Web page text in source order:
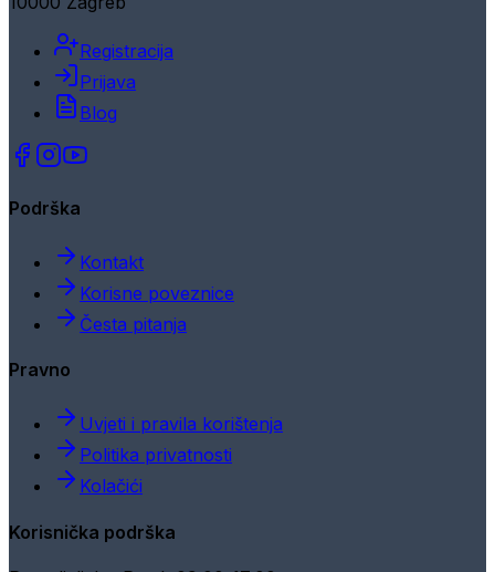
Registracija
Prijava
Blog
Podrška
Kontakt
Korisne poveznice
Česta pitanja
Pravno
Uvjeti i pravila korištenja
Politika privatnosti
Kolačići
Korisnička podrška